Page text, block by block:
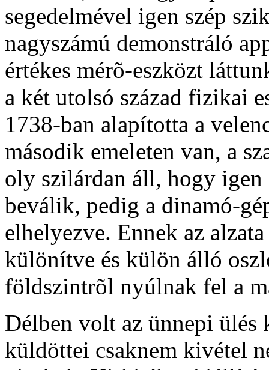
segedelmével igen szép
nagyszámú demonstráló
értékes mérõ-eszközt
a két utolsó század fizikai
1738-ban alapította a
második emeleten van, a
oly szilárdan áll, hogy igen
beválik, pedig a dinamó-
elhelyezve. Ennek az
különítve és külön álló
földszintrõl nyúlnak fel a
Délben volt az ünnepi ülés
küldöttei csaknem kivétel